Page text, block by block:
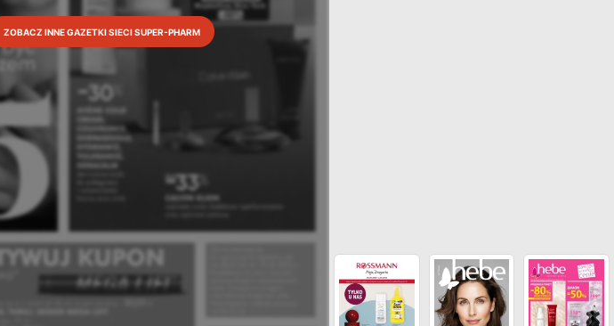
ZOBACZ INNE GAZETKI SIECI SUPER-PHARM